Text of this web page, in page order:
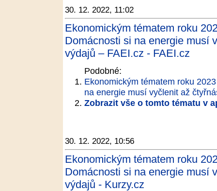
30. 12. 2022, 11:02
Ekonomickým tématem roku
Domácnosti si na energie musí
výdajů – FAEI.cz - FAEI.cz
Podobné:
Ekonomickým tématem roku
na energie musí vyčlenit až
Zobrazit vše o tomto tématu v
30. 12. 2022, 10:56
Ekonomickým tématem roku
Domácnosti si na energie musí
výdajů - Kurzy.cz